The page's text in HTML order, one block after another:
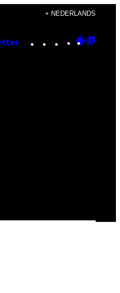
+ NEDERLANDS
Instagram
TikTok
YouTube
Google